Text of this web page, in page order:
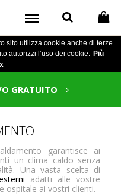
sito utilizza cookie anche di terze
autorizzi l’uso dei cookie. Più
x
GRATUITO
garantisce ai
un clima caldo senza
Una vasta scelta di
adatti alle vostre
ospitale ai vostri clienti.